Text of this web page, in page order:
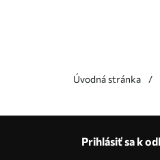
Úvodná stránka
Výroba podľa individuálnych veľkostí
Prihlásiť sa k